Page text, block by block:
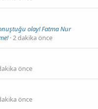
olay! Fatma Nur
2 dakika önce
önce
önce